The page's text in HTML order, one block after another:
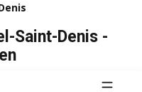
Saint-Denis -